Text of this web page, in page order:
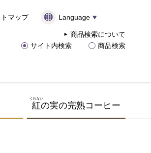
マップ Language
商品検索について
サイト内検索
商品検索
紅
くれない
の実の完熟コーヒー